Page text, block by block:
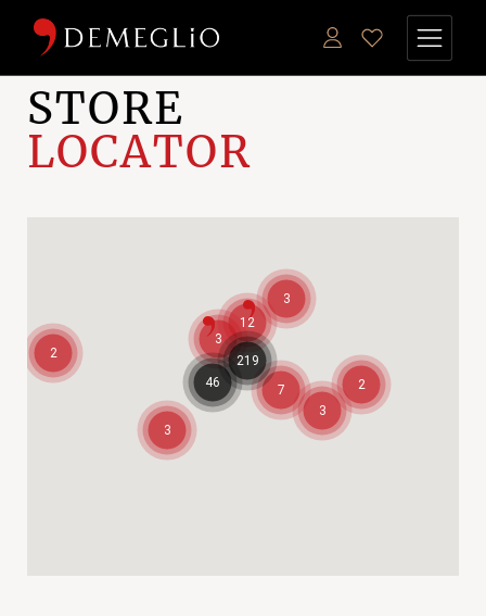
219
3
46
12
3
7
3
3
2
2
STORE
LOCATOR